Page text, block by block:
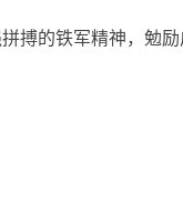
搏的铁军精神，勉